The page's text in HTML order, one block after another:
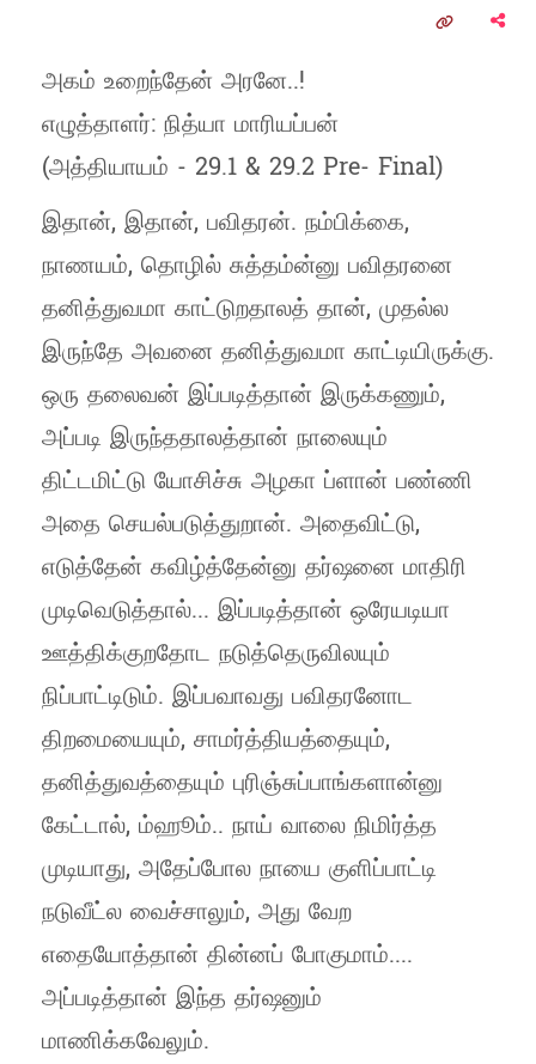
அகம் உறைந்தேன் அரனே..!
எழுத்தாளர்: நித்யா மாரியப்பன்
(அத்தியாயம் - 29.1 & 29.2 Pre- Final)
இதான், இதான், பவிதரன். நம்பிக்கை,
நாணயம், தொழில் சுத்தம்ன்னு பவிதரனை
தனித்துவமா காட்டுறதாலத் தான், முதல்ல
இருந்தே அவனை தனித்துவமா காட்டியிருக்கு.
ஒரு தலைவன் இப்படித்தான் இருக்கணும்,
அப்படி இருந்ததாலத்தான் நாலையும்
திட்டமிட்டு யோசிச்சு அழகா ப்ளான் பண்ணி
அதை செயல்படுத்துறான். அதைவிட்டு,
எடுத்தேன் கவிழ்த்தேன்னு தர்ஷனை மாதிரி
முடிவெடுத்தால்... இப்படித்தான் ஒரேயடியா
ஊத்திக்குறதோட நடுத்தெருவிலயும்
நிப்பாட்டிடும். இப்பவாவது பவிதரனோட
திறமையையும், சாமர்த்தியத்தையும்,
தனித்துவத்தையும் புரிஞ்சுப்பாங்களான்னு
கேட்டால், ம்ஹூம்.. நாய் வாலை நிமிர்த்த
முடியாது, அதேப்போல நாயை குளிப்பாட்டி
நடுவீட்ல வைச்சாலும், அது வேற
எதையோத்தான் தின்னப் போகுமாம்....
அப்படித்தான் இந்த தர்ஷனும்
மாணிக்கவேலும்.